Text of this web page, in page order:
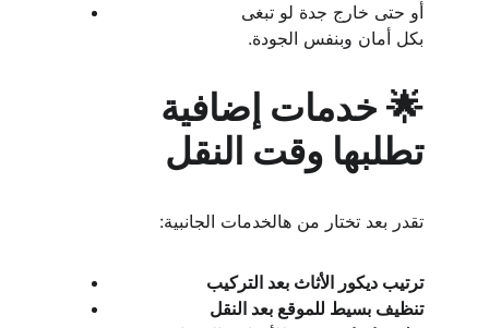
أو حتى خارج جدة لو تبغى
بكل أمان وبنفس الجودة.
🌟 خدمات إضافية
تطلبها وقت النقل
تقدر بعد تختار من هالخدمات الجانبية:
ترتيب ديكور الأثاث بعد التركيب
تنظيف بسيط للموقع بعد النقل